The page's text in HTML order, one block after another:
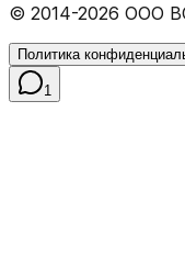
© 2014-2026 ООО
Политика
1